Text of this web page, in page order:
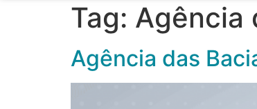
Tag: Agência
Agência das